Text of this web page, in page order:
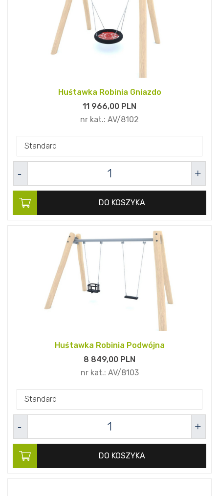
Huśtawka Robinia Gniazdo
11 966,00 PLN
nr kat.: AV/8102
Standard
DO KOSZYKA
Huśtawka Robinia Podwójna
8 849,00 PLN
nr kat.: AV/8103
Standard
DO KOSZYKA